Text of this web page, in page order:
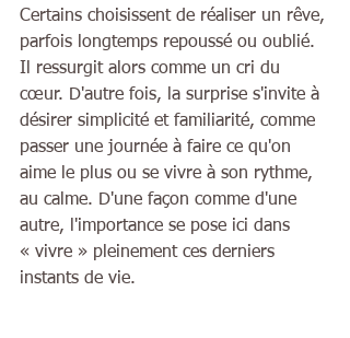
Certains choisissent de réaliser un rêve,
parfois longtemps repoussé ou oublié.
Il ressurgit alors comme un cri du
cœur. D'autre fois, la surprise s'invite à
désirer simplicité et familiarité, comme
passer une journée à faire ce qu'on
aime le plus ou se vivre à son rythme,
au calme. D'une façon comme d'une
autre, l'importance se pose ici dans
« vivre » pleinement ces derniers
instants de vie.